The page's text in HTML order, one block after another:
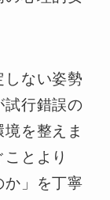
しない姿勢
試行錯誤の
を整えま
とより
か」を丁寧